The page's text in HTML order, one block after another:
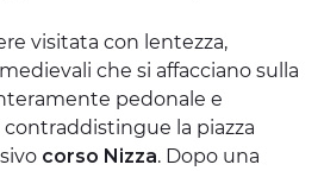
visitata con lentezza,
che si affacciano sulla
pedonale e
contraddistingue la piazza
corso Nizza. Dopo una